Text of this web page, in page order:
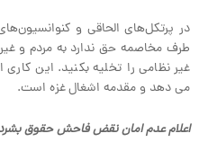
در پرتکل‌های الحاقی و
طرف مخاصمه حق ندارد به مردم و
غیر نظامی را تخلیه بکنید. این
می دهد و مقدمه اشغال غزه است.
اعلام عدم امان نقض فاحش حقوق